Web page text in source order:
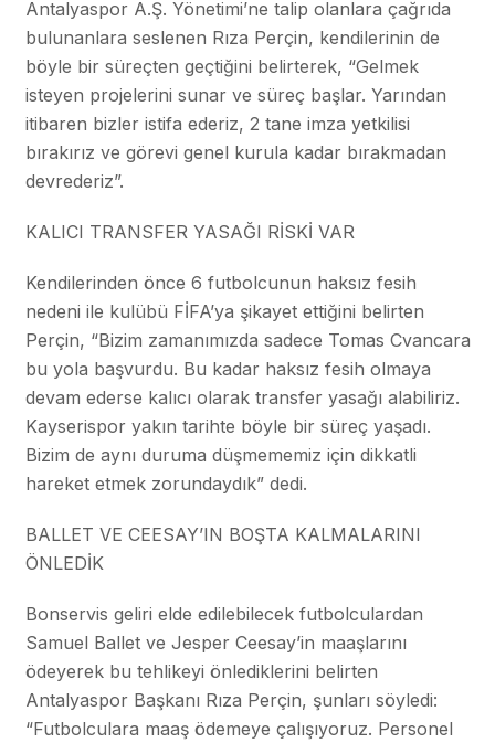
Antalyaspor A.Ş. Yönetimi’ne talip olanlara çağrıda
bulunanlara seslenen Rıza Perçin, kendilerinin de
böyle bir süreçten geçtiğini belirterek, “Gelmek
isteyen projelerini sunar ve süreç başlar. Yarından
itibaren bizler istifa ederiz, 2 tane imza yetkilisi
bırakırız ve görevi genel kurula kadar bırakmadan
devrederiz”.
KALICI TRANSFER YASAĞI RİSKİ VAR
Kendilerinden önce 6 futbolcunun haksız fesih
nedeni ile kulübü FİFA’ya şikayet ettiğini belirten
Perçin, “Bizim zamanımızda sadece Tomas Cvancara
bu yola başvurdu. Bu kadar haksız fesih olmaya
devam ederse kalıcı olarak transfer yasağı alabiliriz.
Kayserispor yakın tarihte böyle bir süreç yaşadı.
Bizim de aynı duruma düşmememiz için dikkatli
hareket etmek zorundaydık” dedi.
BALLET VE CEESAY’IN BOŞTA KALMALARINI
ÖNLEDİK
Bonservis geliri elde edilebilecek futbolculardan
Samuel Ballet ve Jesper Ceesay’in maaşlarını
ödeyerek bu tehlikeyi önlediklerini belirten
Antalyaspor Başkanı Rıza Perçin, şunları söyledi:
“Futbolculara maaş ödemeye çalışıyoruz. Personel